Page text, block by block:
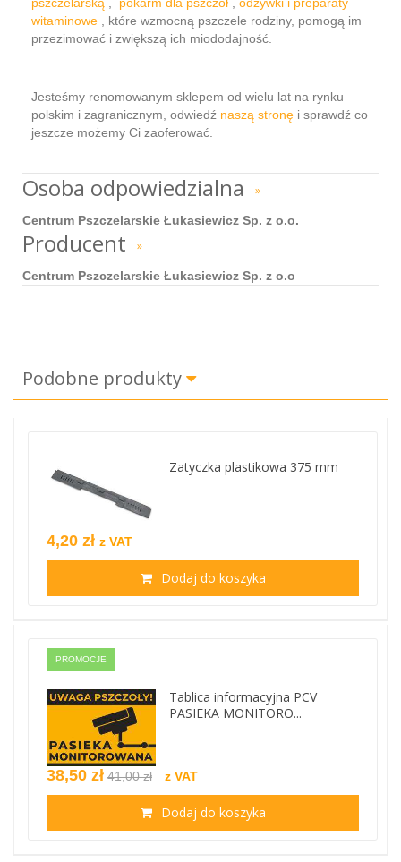
witaminowe
, które wzmocną pszczele rodziny, pomogą im
przezimować i zwiększą ich miododajność.
Jesteśmy renomowanym sklepem od wielu lat na rynku
polskim i zagranicznym, odwiedź naszą stronę i sprawdź co
jeszcze możemy Ci zaoferować.
Osoba odpowiedzialna »
Centrum Pszczelarskie Łukasiewicz Sp. z o.o.
Producent »
Centrum Pszczelarskie Łukasiewicz Sp. z o.o
Podobne produkty
Zatyczka plastikowa 375 mm
4,20 zł z VAT
Dodaj do koszyka
PROMOCJE
Tablica informacyjna PCV
PASIEKA MONITORO...
38,50 zł 41,00 zł z VAT
Dodaj do koszyka